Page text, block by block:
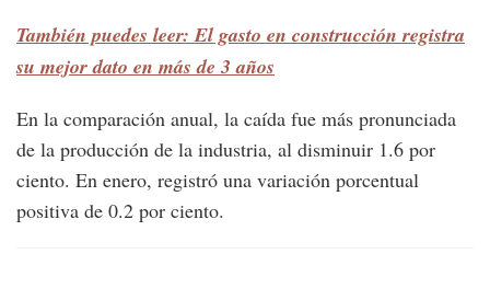
También puedes leer: El gasto en construcción registra
su mejor dato en más de 3 años
En la comparación anual, la caída fue más pronunciada
de la producción de la industria, al disminuir 1.6 por
ciento. En enero, registró una variación porcentual
positiva de 0.2 por ciento.